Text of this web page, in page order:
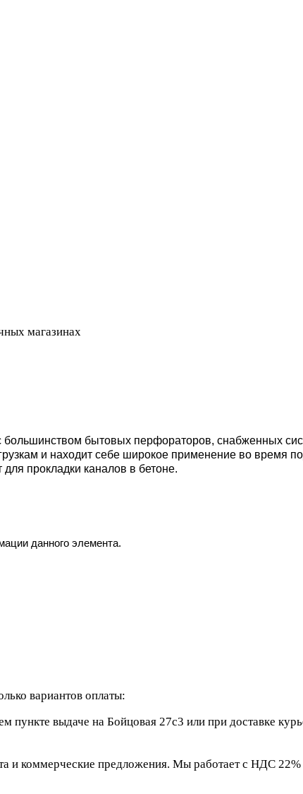
магазинах
бытовых перфораторов, снабженных
и находит себе широкое применение во время
прокладки каналов в бетоне.
данного элемента.
вариантов оплаты:
выдаче на Бойцовая 27с3 или при доставке
и коммерческие предложения. Мы работает с НДС 22%